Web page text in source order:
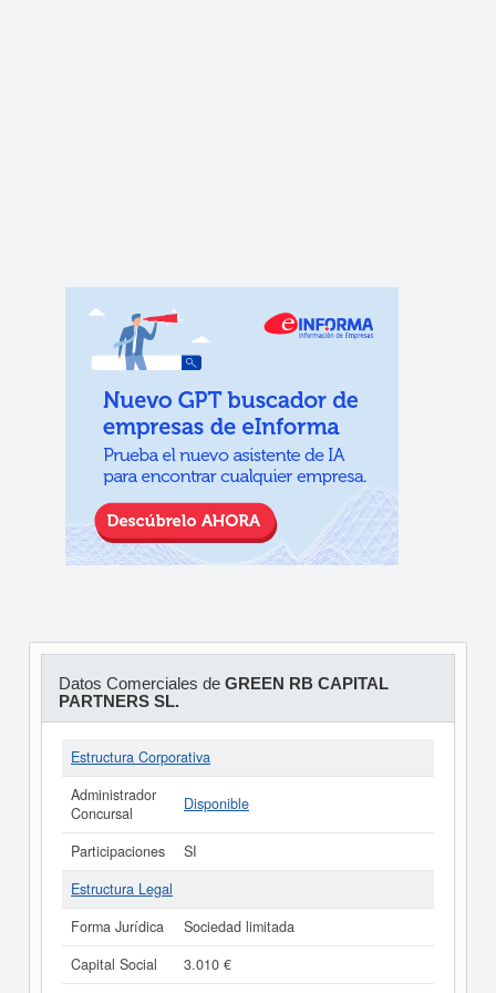
Datos Comerciales de GREEN RB CAPITAL
PARTNERS SL.
Estructura Corporativa
Administrador
Concursal
Disponible
Participaciones
SI
Estructura Legal
Forma Jurídica
Sociedad limitada
Capital Social
3.010 €